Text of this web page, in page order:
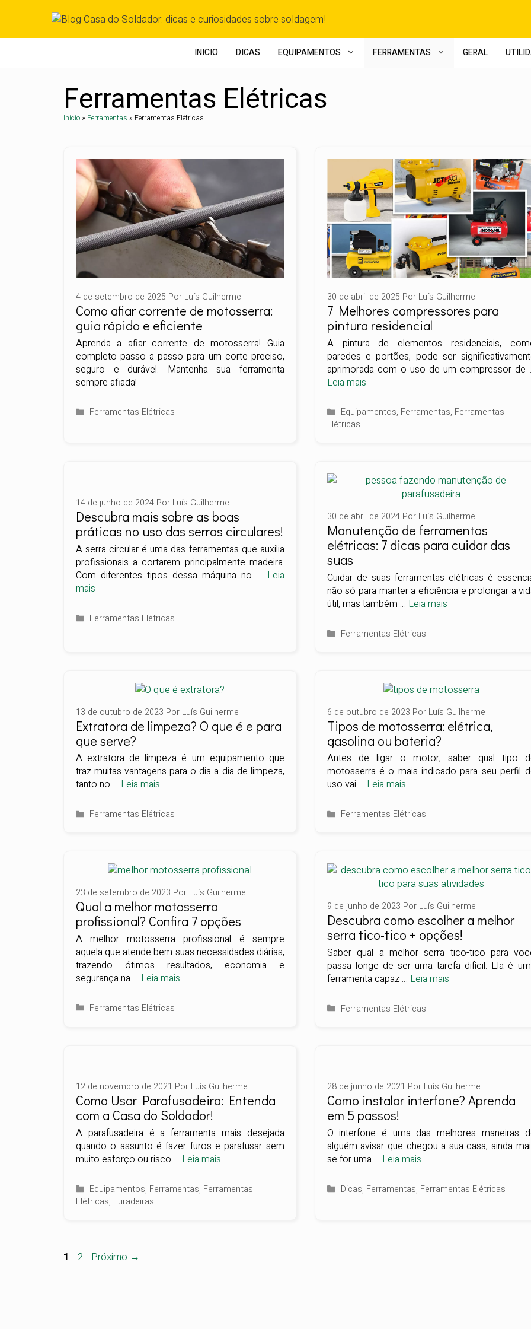
INICIO DICAS EQUIPAMENTOS FERRAMENTAS GERAL
Ferramentas Elétricas
Início» Ferramentas » Ferramentas Elétricas
Como afiar corrente de motosserra:
guia rápido e eficiente
4 de setembro de 2025 Por Luís Guilherme
Aprenda a afiar corrente de motosserra! Guia
completo passo a passo para um corte preciso,
seguro e durável. Mantenha sua ferramenta
sempre afiada!
Categorias
Ferramentas Elétricas
7 Melhores compressores para
pintura residencial
30 de abril de 2025 Por Luís Guilherme
A pintura de elementos residenciais,
paredes e portões, pode ser
aprimorada com o uso de um compressor de
Leia mais
Categorias
Equipamentos, Ferramentas, Ferramentas
Elétricas
Descubra mais sobre as boas
práticas no uso das serras circulares!
14 de junho de 2024 Por Luís Guilherme
A serra circular é uma das ferramentas que auxilia
profissionais a cortarem principalmente madeira.
Com diferentes tipos dessa máquina no … Leia
mais
Categorias
Ferramentas Elétricas
Manutenção de ferramentas
elétricas: 7 dicas para cuidar das
suas
30 de abril de 2024 Por Luís Guilherme
Cuidar de suas ferramentas elétricas é
não só para manter a eficiência e prolongar a
útil, mas também … Leia mais
Categorias
Ferramentas Elétricas
Extratora de limpeza? O que é e para
que serve?
13 de outubro de 2023 Por Luís Guilherme
A extratora de limpeza é um equipamento que
traz muitas vantagens para o dia a dia de limpeza,
tanto no … Leia mais
Categorias
Ferramentas Elétricas
Tipos de motosserra: elétrica,
gasolina ou bateria?
6 de outubro de 2023 Por Luís Guilherme
Antes de ligar o motor, saber qual tipo
motosserra é o mais indicado para seu perfil
uso vai … Leia mais
Categorias
Ferramentas Elétricas
Qual a melhor motosserra
profissional? Confira 7 opções
23 de setembro de 2023 Por Luís Guilherme
A melhor motosserra profissional é sempre
aquela que atende bem suas necessidades diárias,
trazendo ótimos resultados, economia e
segurança na … Leia mais
Categorias
Ferramentas Elétricas
Descubra como escolher a melhor
serra tico-tico + opções!
9 de junho de 2023 Por Luís Guilherme
Saber qual a melhor serra tico-tico para
passa longe de ser uma tarefa difícil. Ela é
ferramenta capaz … Leia mais
Categorias
Ferramentas Elétricas
Como Usar Parafusadeira: Entenda
com a Casa do Soldador!
12 de novembro de 2021 Por Luís Guilherme
A parafusadeira é a ferramenta mais desejada
quando o assunto é fazer furos e parafusar sem
muito esforço ou risco … Leia mais
Categorias
Equipamentos, Ferramentas, Ferramentas
Elétricas, Furadeiras
Como instalar interfone? Aprenda
em 5 passos!
28 de junho de 2021 Por Luís Guilherme
O interfone é uma das melhores maneiras
alguém avisar que chegou a sua casa, ainda
se for uma … Leia mais
Categorias
Dicas, Ferramentas, Ferramentas Elétricas
Page
1 Page
2 Próximo →